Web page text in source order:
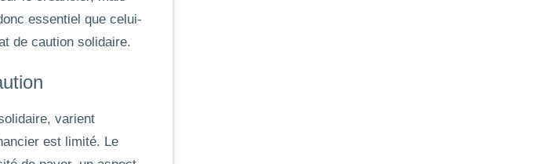
essentiel que celui-
de caution solidaire.
varient
est limité. Le